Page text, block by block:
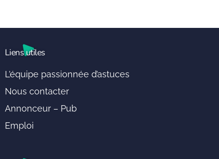
Liens utiles
L’équipe passionnée d’astuces
Nous contacter
Annonceur – Pub
Emploi